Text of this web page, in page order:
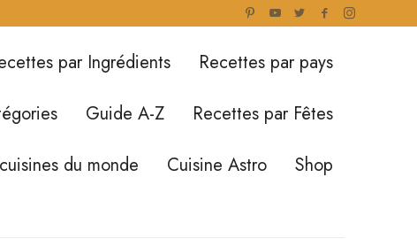
par Ingrédients
Recettes par pays
Guide A-Z
Recettes par Fêtes
du monde Cuisine Astro Shop